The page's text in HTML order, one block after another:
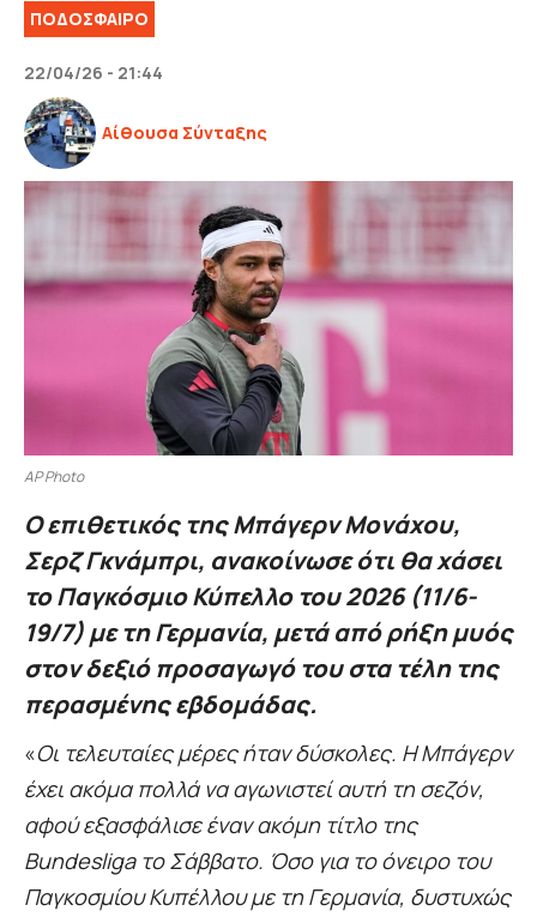
ΠΟΔΟΣΦΑΙΡΟ
22/04/26 - 21:44
Αίθουσα Σύνταξης
AP Photo
Ο επιθετικός της Μπάγερν Μονάχου,
Σερζ Γκνάμπρι, ανακοίνωσε ότι θα χάσει
το Παγκόσμιο Κύπελλο του 2026 (11/6-
19/7) με τη Γερμανία, μετά από ρήξη μυός
στον δεξιό προσαγωγό του στα τέλη της
περασμένης εβδομάδας.
«Οι τελευταίες μέρες ήταν δύσκολες. Η Μπάγερν
έχει ακόμα πολλά να αγωνιστεί αυτή τη σεζόν,
αφού εξασφάλισε έναν ακόμη τίτλο της
Bundesliga το Σάββατο. Όσο για το όνειρο του
Παγκοσμίου Κυπέλλου με τη Γερμανία, δυστυχώς